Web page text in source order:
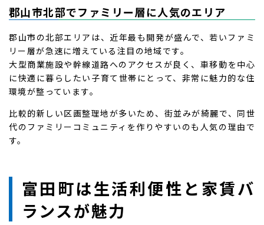
郡山市北部でファミリー層に人気のエリア
郡山市の北部エリアは、近年最も開発が盛んで、若いファミ
リー層が急速に増えている注目の地域です。
大型商業施設や幹線道路へのアクセスが良く、車移動を中心
に快適に暮らしたい子育て世帯にとって、非常に魅力的な住
環境が整っています。
比較的新しい区画整理地が多いため、街並みが綺麗で、同世
代のファミリーコミュニティを作りやすいのも人気の理由で
す。
富田町は生活利便性と家賃バ
ランスが魅力